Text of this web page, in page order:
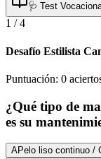
🩺 Test
1 /4
Desafío Estilista
Puntuación: 0
¿Qué tipo de
es su
APelo liso continuo /